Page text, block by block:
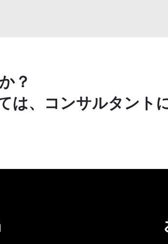
？
は、コンサルタント